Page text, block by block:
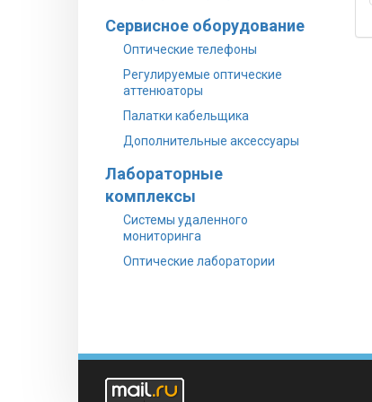
Сервисное оборудование
Оптические телефоны
Регулируемые оптические
аттенюаторы
Палатки кабельщика
Дополнительные аксессуары
Лабораторные
комплексы
Системы удаленного
мониторинга
Оптические лаборатории